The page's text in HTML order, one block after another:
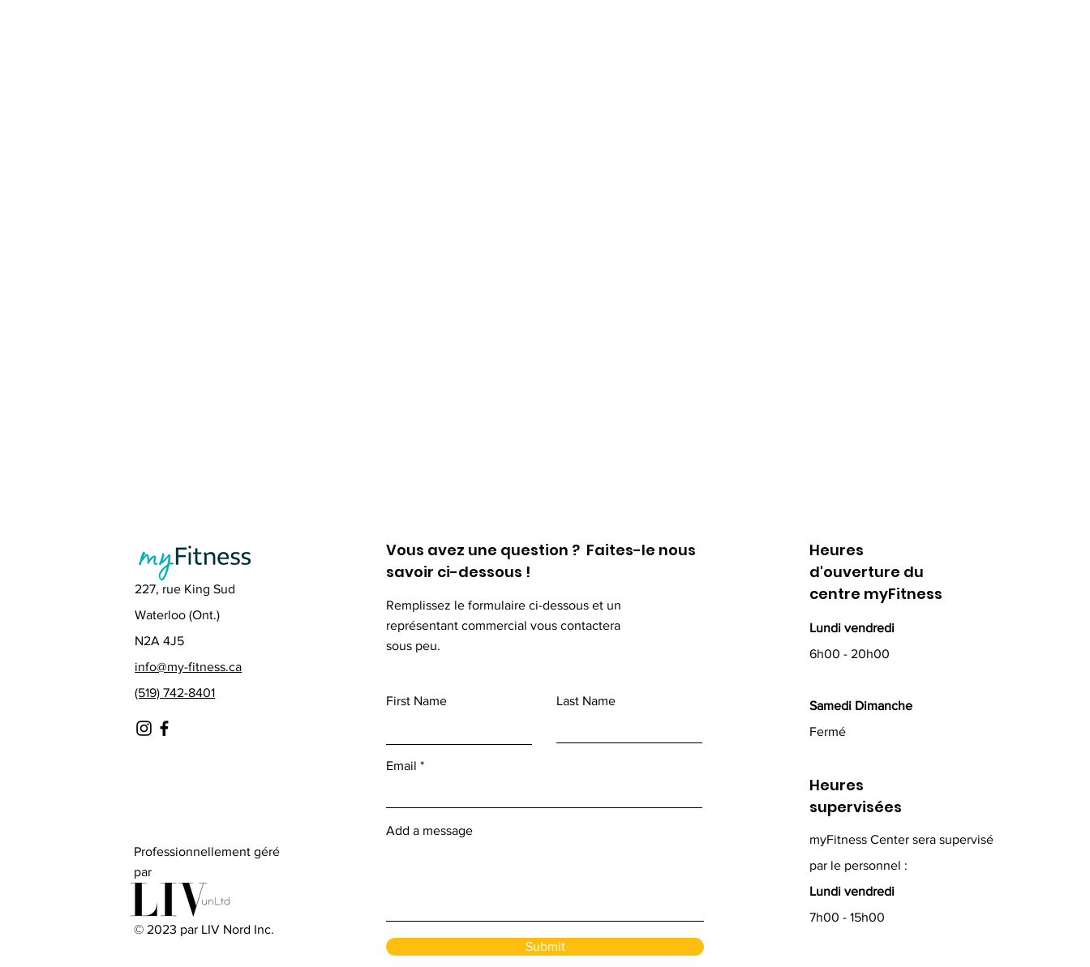
227, rue King Sud
Waterloo (Ont.)
N2A 4J5
info@my-fitness.ca
(519) 742-8401
Professionnellement géré
par
© 2023 par LIV Nord Inc.
Vous avez une question ? Faites-le nous
savoir ci-dessous !
Remplissez le formulaire ci-dessous et un
représentant commercial vous contactera
sous peu.
First Name Last Name
Email
Add a message
Submit
Heures
d'ouverture du
centre myFitness
Lundi vendredi
6h00 - 20h00
Samedi Dimanche
Fermé
Heures
supervisées
myFitness Center sera supervisé
par le personnel :
Lundi vendredi
7h00 - 15h00